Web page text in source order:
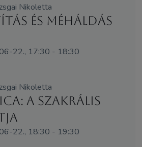
Nikoletta
és MéhÁldás
22., 17:30 - 18:30
Nikoletta
A Szakrális
22., 18:30 - 19:30